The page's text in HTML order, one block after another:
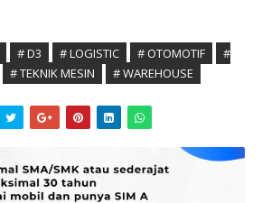
# D3 # LOGISTIC # OTOMOTIF
#
# TEKNIK MESIN # WAREHOUSE